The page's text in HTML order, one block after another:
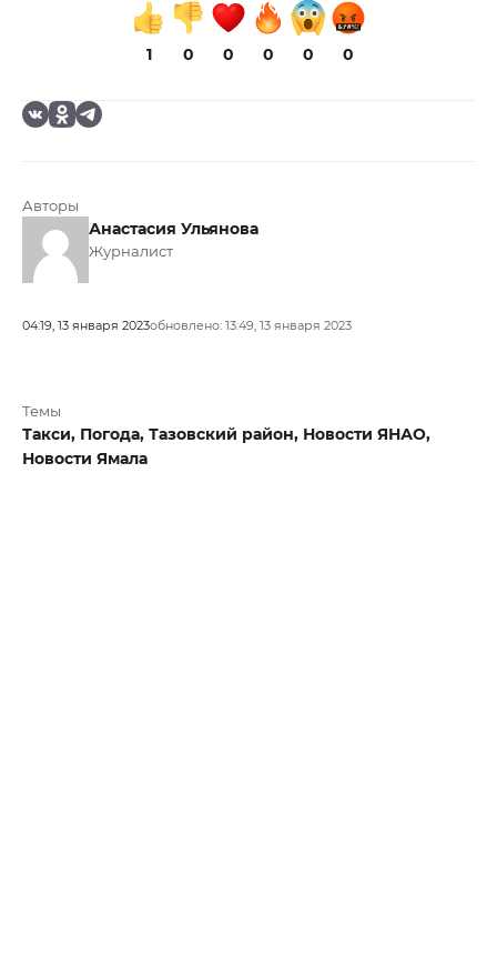
1 0 0 0 0 0
Авторы
Анастасия Ульянова
Журналист
04:19, 13 января 2023обновлено: 13:49, 13 января 2023
Темы
Такси, Погода, Тазовский район, Новости ЯНАО,
Новости Ямала